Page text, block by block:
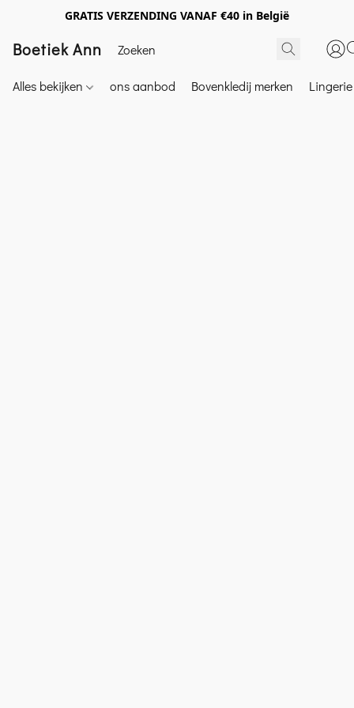
GRATIS VERZENDING VANAF €40 in België
Boetiek Ann
Alles bekijken ons aanbod Bovenkledij merken